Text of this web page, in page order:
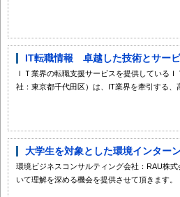
IT転職情報 卓越した技術とサー
ＩＴ業界の転職支援サービスを提供している
社：東京都千代田区）は、IT業界を牽引する、
大学生を対象とした環境インター
環境ビジネスコンサルティング会社：RAU株
いて理解を深める機会を提供させて頂きます。